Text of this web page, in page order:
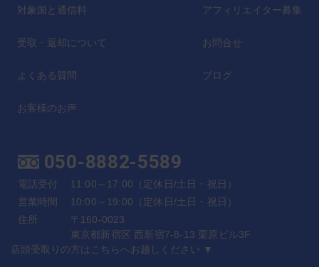
対象国と通信料
受取・返却について
よくある質問
お客様のお声
アフィリエイター募集
お問合せ
ブログ
050-8882-5589
電話受付
11:00～17:00（定休日/土日・祝日）
営業時間
10:00～19:00（定休日/土日・祝日）
住所
〒160-0023
東京都新宿区 西新宿7-8-13 栗原ビル3F
店頭受取りの方はこちらへお越しください ▼